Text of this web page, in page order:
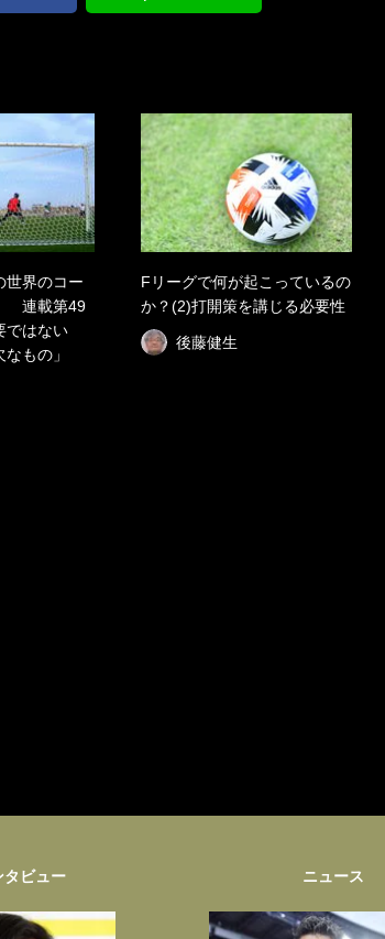
世界のコー
連載第49
ではない
もの」
Fリーグで何が起こっているの
か？(2)打開策を講じる必要性
後藤健生
タビュー ニュース